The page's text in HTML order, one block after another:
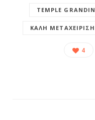
TEMPLE GRANDIN
ΚΑΛΉ ΜΕΤΑΧΕΊΡΙΣΗ
4